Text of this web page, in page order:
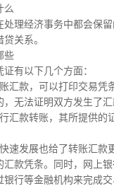
么
处理经济事务中都会保
关系。
些
有以下几个方面：
汇款，可以打印交易凭
，无法证明双方发生了
汇款转账，其所提供
速发展也给了转账汇
款凭条。同时，网上
行等金融机构来完成